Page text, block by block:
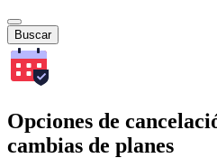
Buscar
Opciones de
cambias de planes